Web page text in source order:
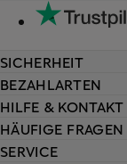
HILFE & KONTAKT
HÄUFIGE FRAGEN
SERVICE
SICHERHEIT
BEZAHLARTEN